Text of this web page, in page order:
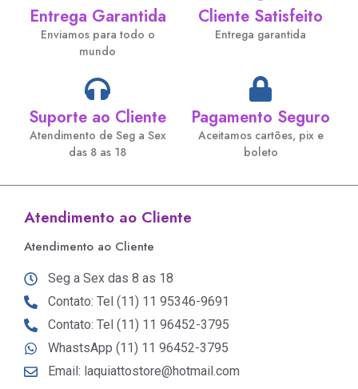
Entrega Garantida
Enviamos para todo o
mundo
Cliente Satisfeito
Entrega garantida
Suporte ao Cliente
Atendimento de Seg a Sex
das 8 as 18
Pagamento Seguro
Aceitamos cartões, pix e
boleto
Atendimento ao Cliente
Atendimento ao Cliente
Seg a Sex das 8 as 18
Contato: Tel (11) 11 95346-9691
Contato: Tel (11) 11 96452-3795
WhastsApp (11) 11 96452-3795
Email: laquiattostore@hotmail.com